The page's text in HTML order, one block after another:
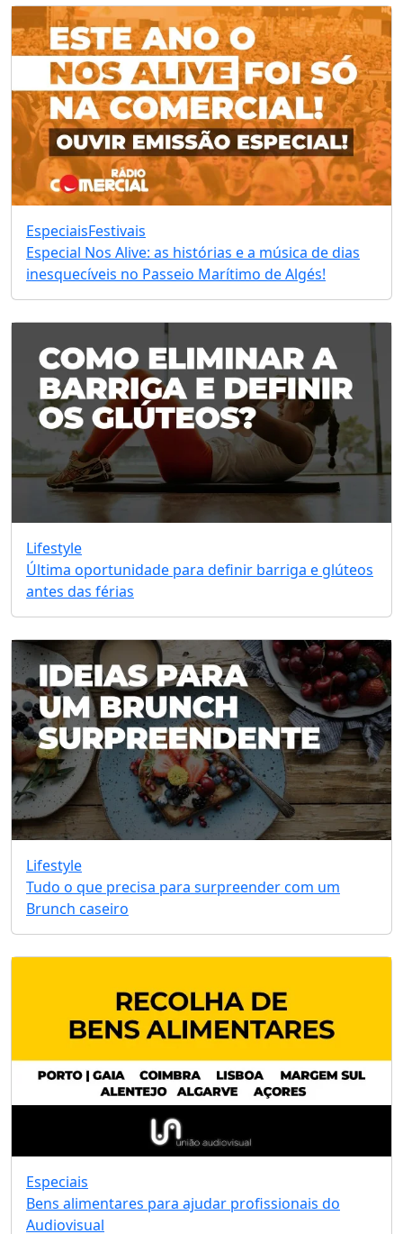
EspeciaisFestivais
Especial Nos Alive: as histórias e a música de dias
inesquecíveis no Passeio Marítimo de Algés!
Lifestyle
Última oportunidade para definir barriga e glúteos
antes das férias
Lifestyle
Tudo o que precisa para surpreender com um
Brunch caseiro
Especiais
Bens alimentares para ajudar profissionais do
Audiovisual